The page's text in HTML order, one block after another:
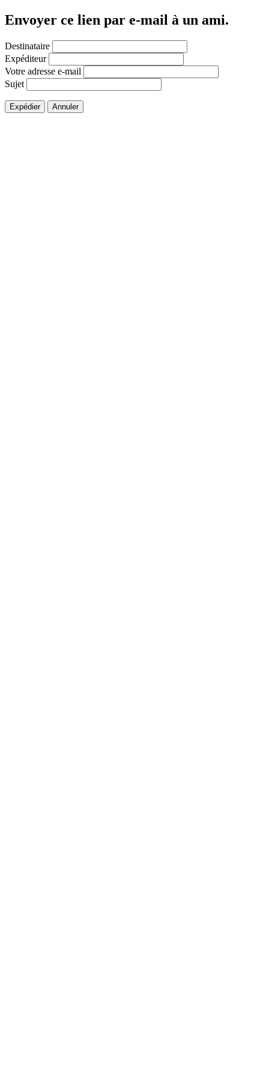
Envoyer ce lien par e-mail à un ami.
Destinataire
Expéditeur
Votre adresse e-mail
Sujet
Expédier Annuler